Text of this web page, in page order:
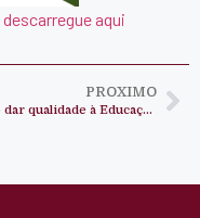
descarregue aqui
PROXIMO
Como dar qualidade à Educação?